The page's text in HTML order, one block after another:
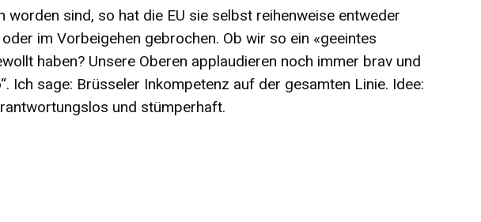
worden sind, so hat die EU sie selbst reihenweise entweder
im Vorbeigehen gebrochen. Ob wir so ein «geeintes
haben? Unsere Oberen applaudieren noch immer brav und
Ich sage: Brüsseler Inkompetenz auf der gesamten Linie. Idee:
und stümperhaft.